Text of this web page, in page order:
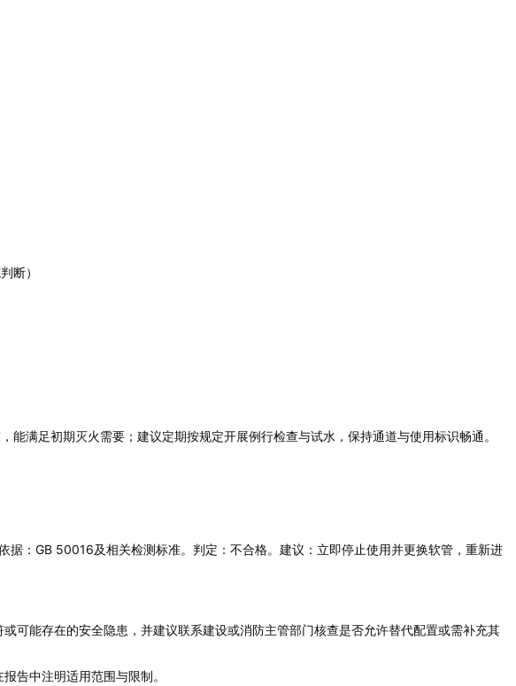
断）
满足初期灭火需要；建议定期按规定开展例行检查与试水，保持通道与使用标识畅通。
：GB 50016及相关检测标准。判定：不合格。建议：立即停止使用并更换软管，重新进
可能存在的安全隐患，并建议联系建设或消防主管部门核查是否允许替代配置或需补充其
告中注明适用范围与限制。